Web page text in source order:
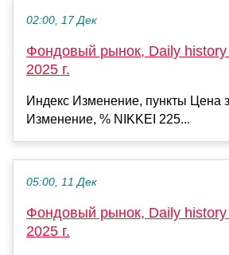
02:00, 17 Дек
Фондовый рынок, Daily history
2025 г.
Индекс Изменение, пункты Цена
Изменение, % NIKKEI 225...
05:00, 11 Дек
Фондовый рынок, Daily history
2025 г.